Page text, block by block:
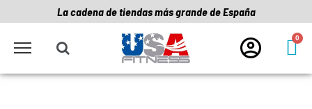
La cadena de tiendas más grande de España